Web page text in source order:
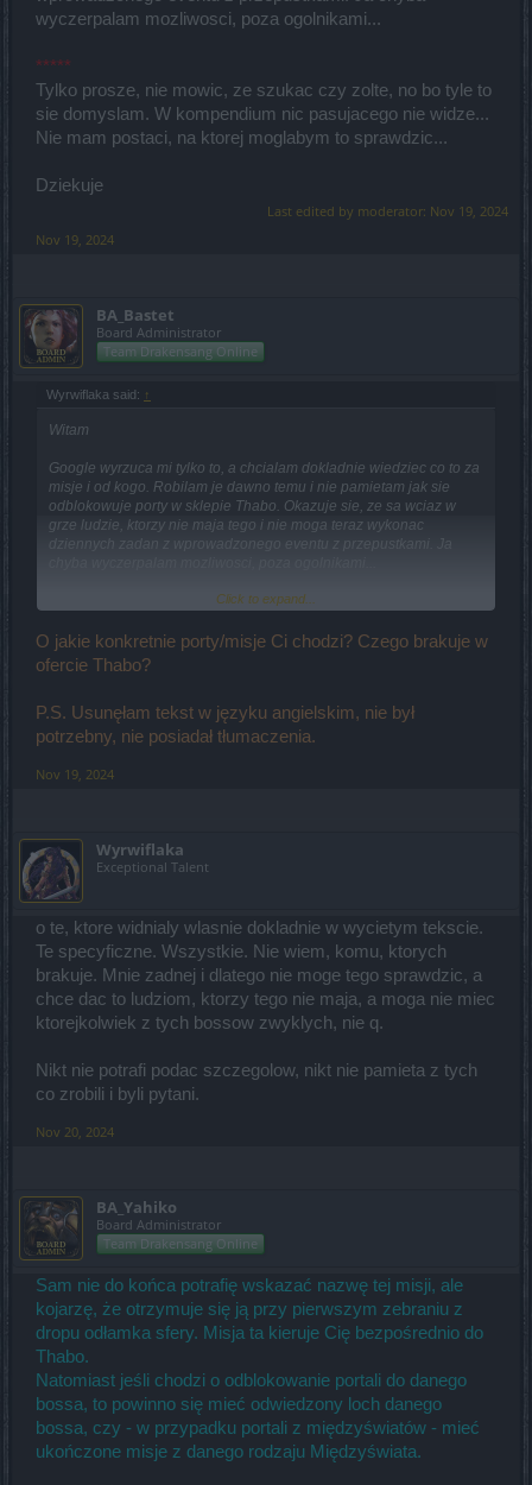
wyczerpalam mozliwosci, poza ogolnikami...
*****
Tylko prosze, nie mowic, ze szukac czy zolte, no bo tyle to
sie domyslam. W kompendium nic pasujacego nie widze...
Nie mam postaci, na ktorej moglabym to sprawdzic...
Dziekuje
Last edited by moderator: Nov 19, 2024
Nov 19, 2024
BA_Bastet
Board Administrator
Team Drakensang Online
Wyrwiflaka said: ↑
Witam
Google wyrzuca mi tylko to, a chcialam dokladnie wiedziec co to za
misje i od kogo. Robilam je dawno temu i nie pamietam jak sie
odblokowuje porty w sklepie Thabo. Okazuje sie, ze sa wciaz w
grze ludzie, ktorzy nie maja tego i nie moga teraz wykonac
dziennych zadan z wprowadzonego eventu z przepustkami. Ja
domyslam. W kompendium nic pasujacego nie widze... Nie mam
postaci, na ktorej moglabym to sprawdzic...
Click to expand...
O jakie konkretnie porty/misje Ci chodzi? Czego brakuje w
ofercie Thabo?
P.S. Usunęłam tekst w języku angielskim, nie był
potrzebny, nie posiadał tłumaczenia.
Nov 19, 2024
Wyrwiflaka
Exceptional Talent
o te, ktore widnialy wlasnie dokladnie w wycietym tekscie.
Te specyficzne. Wszystkie. Nie wiem, komu, ktorych
brakuje. Mnie zadnej i dlatego nie moge tego sprawdzic, a
chce dac to ludziom, ktorzy tego nie maja, a moga nie miec
ktorejkolwiek z tych bossow zwyklych, nie q.
Nikt nie potrafi podac szczegolow, nikt nie pamieta z tych
co zrobili i byli pytani.
Nov 20, 2024
BA_Yahiko
Board Administrator
Team Drakensang Online
Sam nie do końca potrafię wskazać nazwę tej misji, ale
kojarzę, że otrzymuje się ją przy pierwszym zebraniu z
dropu odłamka sfery. Misja ta kieruje Cię bezpośrednio do
Thabo.
Natomiast jeśli chodzi o odblokowanie portali do danego
bossa, to powinno się mieć odwiedzony loch danego
bossa, czy - w przypadku portali z międzyświatów - mieć
ukończone misje z danego rodzaju Międzyświata.